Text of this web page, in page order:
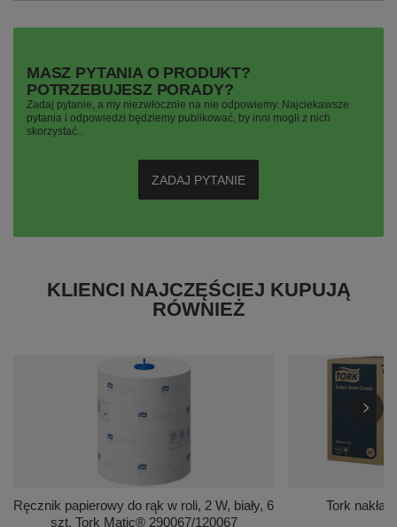
MASZ PYTANIA O PRODUKT?
POTRZEBUJESZ PORADY?
Zadaj pytanie, a my niezwłocznie na nie odpowiemy. Najciekawsze
pytania i odpowiedzi będziemy publikować, by inni mogli z nich
skorzystać..
ZADAJ PYTANIE
KLIENCI NAJCZĘŚCIEJ KUPUJĄ
RÓWNIEŻ
Ręcznik papierowy do rąk w roli, 2 W, biały, 6
szt. Tork Matic® 290067/120067
Tork